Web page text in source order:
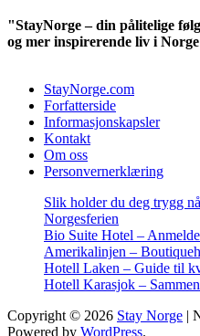
"StayNorge – din pålitelige
og mer inspirerende liv i
StayNorge.com
Forfatterside
Informasjonskapsler
Kontakt
Om oss
Personvernerklæring
Slik holder du deg trygg
Norgesferien
Bio Suite Hotel –
Amerikalinjen –
Hotell Laken – Guide til
Hotell Karasjok –
Copyright © 2026 Stay Norge |
Powered by WordPress.